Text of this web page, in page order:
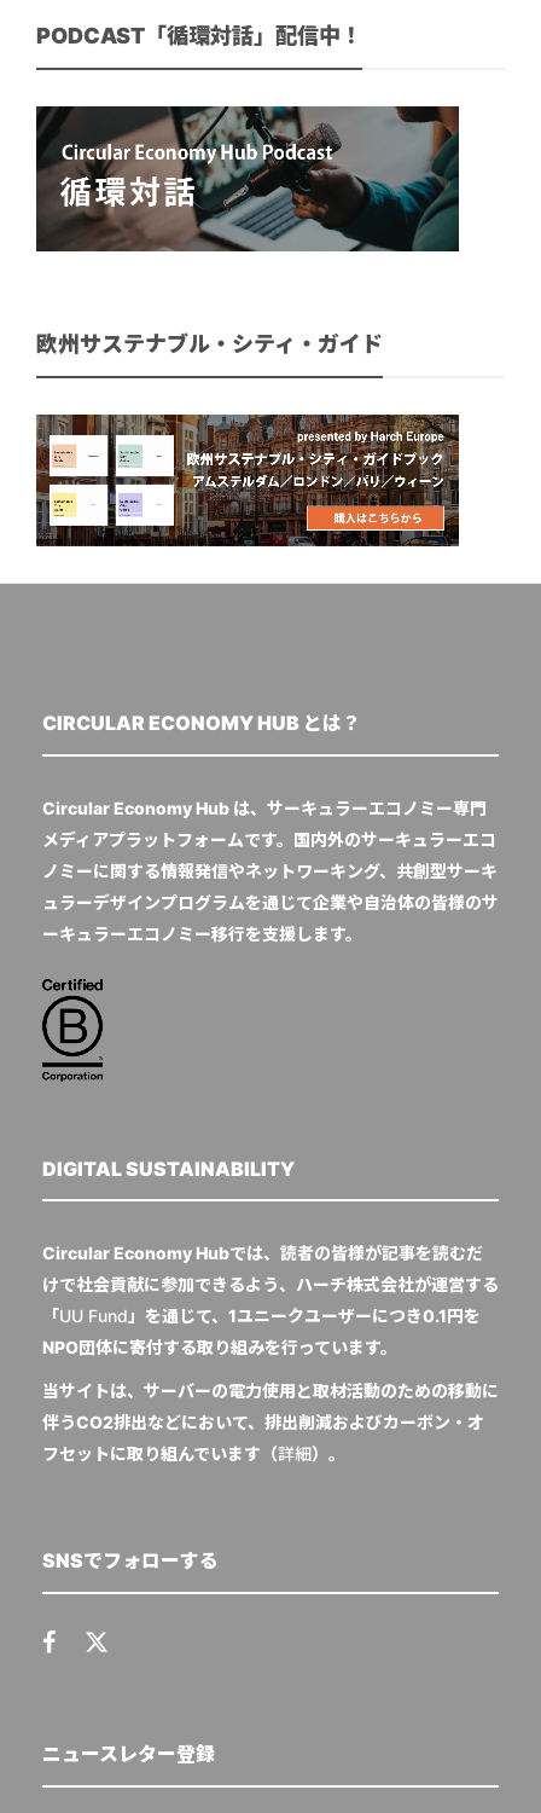
PODCAST「循環対話」配信中！
欧州サステナブル・シティ・ガイド
CIRCULAR ECONOMY HUB とは？
Circular Economy Hub は、サーキュラーエコノミー専門
メディアプラットフォームです。国内外のサーキュラーエコ
ノミーに関する情報発信やネットワーキング、共創型サーキ
ュラーデザインプログラムを通じて企業や自治体の皆様のサ
ーキュラーエコノミー移行を支援します。
DIGITAL SUSTAINABILITY
Circular Economy Hubでは、読者の皆様が記事を読むだ
けで社会貢献に参加できるよう、ハーチ株式会社が運営する
「UU Fund 」を通じて、1ユニークユーザーにつき0.1円を
NPO団体に寄付する取り組みを行っています。
当サイトは、サーバーの電力使用と取材活動のための移動に
伴うCO2排出などにおいて、排出削減およびカーボン・オ
フセットに取り組んでいます（詳細）。
SNSでフォローする
ニュースレター登録